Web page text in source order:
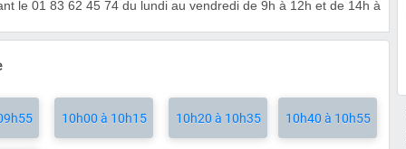
le 01 83 62 45 74 du lundi au vendredi de 9h à 12h et de 14h à
10h00 à 10h15 10h20 à 10h35 10h40 à 10h55